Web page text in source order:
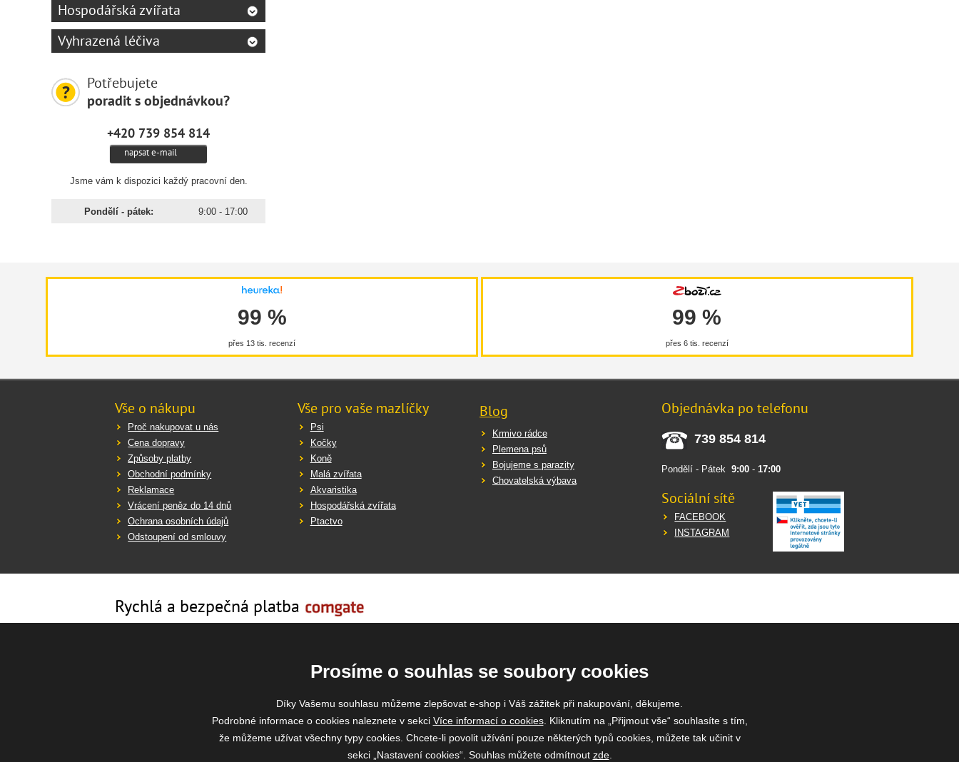
Hospodářská zvířata
Vyhrazená léčiva
Potřebujete
poradit s objednávkou?
+420 739 854 814
napsat e-mail
Jsme vám k dispozici každý pracovní den.
Pondělí - pátek: 9:00 - 17:00
99 %
přes 13 tis. recenzí
99 %
přes 6 tis. recenzí
Vše o nákupu
Proč nakupovat u nás
Cena dopravy
Způsoby platby
Obchodní podmínky
Reklamace
Vrácení peněz do 14 dnů
Ochrana osobních údajů
Odstoupení od smlouvy
Vše pro vaše mazlíčky
Psi
Kočky
Koně
Malá zvířata
Akvaristika
Hospodářská zvířata
Ptactvo
Blog
Krmivo rádce
Plemena psů
Bojujeme s parazity
Chovatelská výbava
Objednávka po telefonu
739 854 814
Pondělí - Pátek9:00 -17:00
Sociální sítě
FACEBOOK
INSTAGRAM
Rychlá a bezpečná platba
Prosíme o souhlas se soubory cookies
Díky Vašemu souhlasu můžeme zlepšovat e-shop i Váš zážitek při nakupování, děkujeme.
Podrobné informace o cookies naleznete v sekci Více informací o cookies. Kliknutím na „Přijmout vše“ souhlasíte s tím,
že můžeme užívat všechny typy cookies. Chcete-li povolit užívání pouze některých typů cookies, můžete tak učinit v
sekci „Nastavení cookies“. Souhlas můžete odmítnout zde.